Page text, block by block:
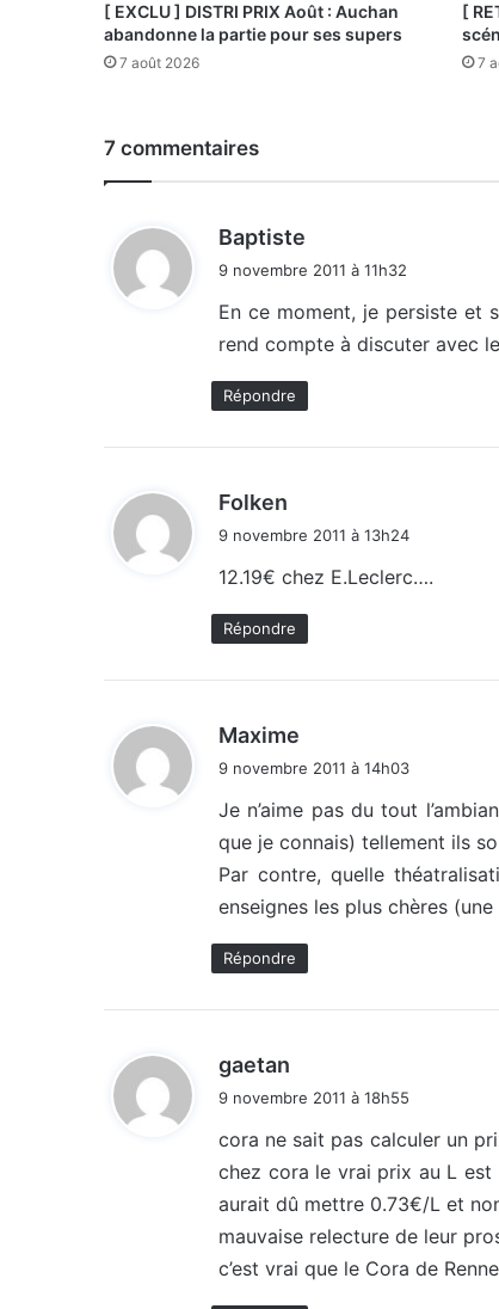
[ EXCLU ] DISTRI PRIX Août : Auchan
abandonne la partie pour ses supers
7 août 2026
[
7
7 commentaires
Baptiste
:
9 novembre 2011 à 11h32
En ce moment, je persiste et
rend compte à discuter avec
Répondre
Folken
9 novembre 2011 à 13h24
12.19€ chez E.Leclerc….
Répondre
Maxime
:
9 novembre 2011 à 14h03
Je n’aime pas du tout
que je connais) tellement ils
Par contre, quelle
enseignes les plus chères
Répondre
gaetan
:
9 novembre 2011 à 18h55
cora ne sait pas calculer un
chez cora le vrai prix au L
aurait dû mettre 0.73€/L et
mauvaise relecture de leur
c’est vrai que le Cora de